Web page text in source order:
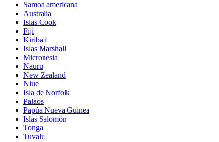
Samoa americana
Australia
Islas Cook
Fiji
Kiribati
Islas Marshall
Micronesia
Nauru
New Zealand
Niue
Isla de Norfolk
Palaos
Papúa Nueva Guinea
Islas Salomón
Tonga
Tuvalu